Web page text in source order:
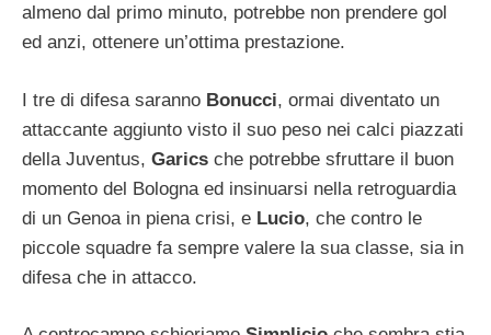
almeno dal primo minuto, potrebbe non prendere gol
ed anzi, ottenere un’ottima prestazione.
I tre di difesa saranno Bonucci, ormai diventato un
attaccante aggiunto visto il suo peso nei calci piazzati
della Juventus, Garics che potrebbe sfruttare il buon
momento del Bologna ed insinuarsi nella retroguardia
di un Genoa in piena crisi, e Lucio, che contro le
piccole squadre fa sempre valere la sua classe, sia in
difesa che in attacco.